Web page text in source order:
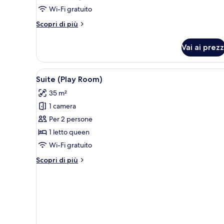
Wi-Fi gratuito
Scopri di più
Altri
Executive
Vai ai
Apri
tutte
le
foto
per
Suite
(Play
Un vassoio con snack,
9
Suite (Play Room)
35 m²
1 camera
Per 2 persone
1 letto queen
Wi-Fi gratuito
Scopri di più
Altri